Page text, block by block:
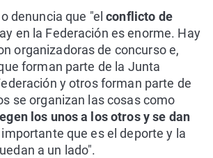
denuncia que "elconflicto de
en la Federación es enorme. Hay
organizadoras de concurso e,
forman parte de la Junta
y otros forman parte de
se organizan las cosas como
los unos a los otros y se dan
que es el deporte y la
a un lado".